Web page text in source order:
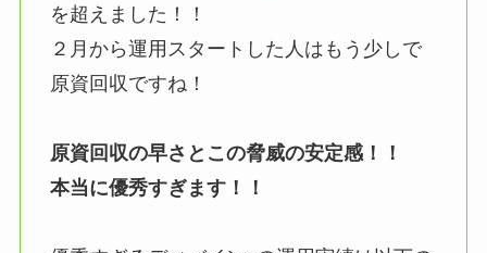
を超えました！！
２月から運用スタートした人はもう少しで
原資回収ですね！
原資回収の早さとこの脅威の安定感！！
本当に優秀すぎます！！